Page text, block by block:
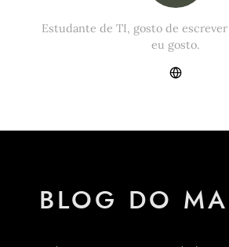
Estudante de TI, gosto de
eu gosto.
BLOG DO